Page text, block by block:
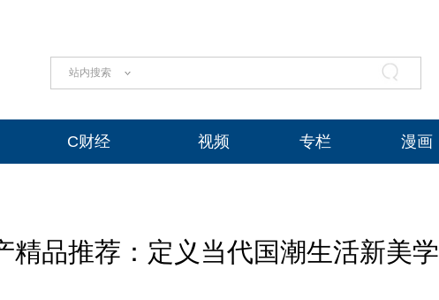
站内搜索
C财经 视频 专栏 漫画
精品推荐：定义当代国潮生活新美学